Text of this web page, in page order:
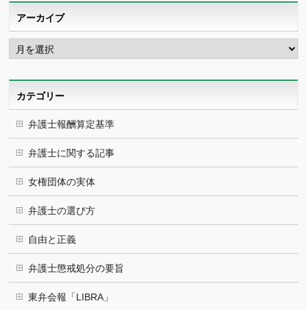
アーカイブ
ア
ー
カ
カテゴリー
弁護士報酬算定基準
弁護士に関する記事
女権団体の実体
弁護士の選び方
自由と正義
弁護士懲戒処分の要旨
東弁会報「LIBRA」